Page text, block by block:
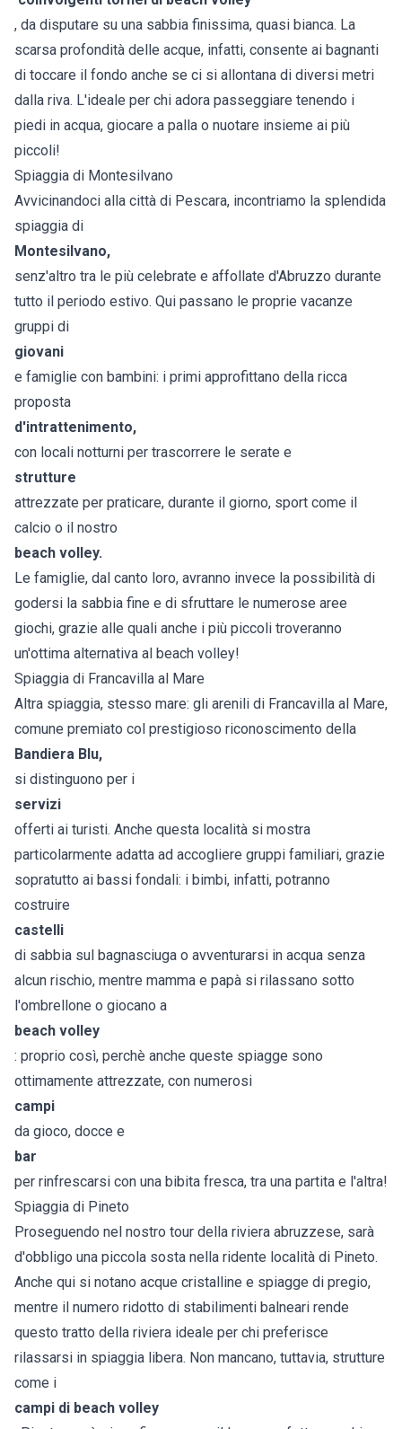
, da disputare su una sabbia finissima, quasi bianca. La
scarsa profondità delle acque, infatti, consente ai bagnanti
di toccare il fondo anche se ci si allontana di diversi metri
dalla riva. L'ideale per chi adora passeggiare tenendo i
piedi in acqua, giocare a palla o nuotare insieme ai più
piccoli!
Spiaggia di Montesilvano
Avvicinandoci alla città di Pescara, incontriamo la splendida
spiaggia di
Montesilvano,
senz'altro tra le più celebrate e affollate d'Abruzzo durante
tutto il periodo estivo. Qui passano le proprie vacanze
gruppi di
giovani
e famiglie con bambini: i primi approfittano della ricca
proposta
d'intrattenimento,
con locali notturni per trascorrere le serate e
strutture
attrezzate per praticare, durante il giorno, sport come il
calcio o il nostro
beach volley.
Le famiglie, dal canto loro, avranno invece la possibilità di
godersi la sabbia fine e di sfruttare le numerose aree
giochi, grazie alle quali anche i più piccoli troveranno
un'ottima alternativa al beach volley!
Spiaggia di Francavilla al Mare
Altra spiaggia, stesso mare: gli arenili di Francavilla al Mare,
comune premiato col prestigioso riconoscimento della
Bandiera Blu,
si distinguono per i
servizi
offerti ai turisti. Anche questa località si mostra
particolarmente adatta ad accogliere gruppi familiari, grazie
sopratutto ai bassi fondali: i bimbi, infatti, potranno
costruire
castelli
di sabbia sul bagnasciuga o avventurarsi in acqua senza
alcun rischio, mentre mamma e papà si rilassano sotto
l'ombrellone o giocano a
beach volley
: proprio così, perchè anche queste spiagge sono
ottimamente attrezzate, con numerosi
campi
da gioco, docce e
bar
per rinfrescarsi con una bibita fresca, tra una partita e l'altra!
Spiaggia di Pineto
Proseguendo nel nostro tour della riviera abruzzese, sarà
d'obbligo una piccola sosta nella ridente località di Pineto.
Anche qui si notano acque cristalline e spiagge di pregio,
mentre il numero ridotto di stabilimenti balneari rende
questo tratto della riviera ideale per chi preferisce
rilassarsi in spiaggia libera. Non mancano, tuttavia, strutture
come i
campi di beach volley